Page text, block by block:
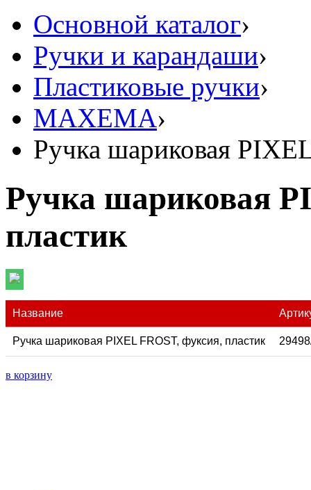
Основной каталог›
Ручки и карандаши›
Пластиковые ручки›
MAXEMA›
Ручка шариковая
Ручка шариковая
пластик
Название
Ручка шариковая PIXEL FROST, фуксия, пластик
в корзину